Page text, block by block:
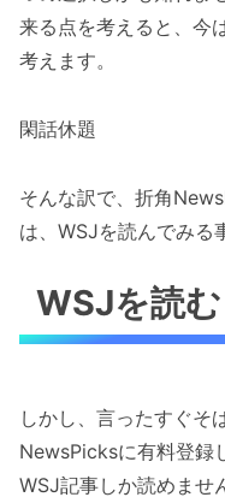
来る点を考えると、今
考えます。
閑話休題
そんな訳で、折角
は、WSJを読んでみる
WSJを読む
しかし、言ったすぐそ
NewsPicksに有料登録
WSJ記事しか読めませ